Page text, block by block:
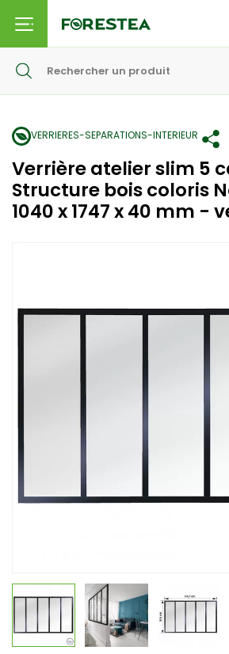
VERRIERES-SEPARATIONS-INTERIEUR
Verrière atelier slim 5
Structure bois coloris
1040 x 1747 x 40 mm -